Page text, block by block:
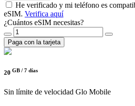
He verificado y mi teléfono es
eSIM. Verifica aquí
¿Cuántos eSIM necesitas?
Paga con la tarjeta
20 GB / 7 días
Sin límite de velocidad Glo Mobile